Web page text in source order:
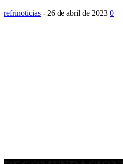
refrinoticias - 26 de abril de 2023 0